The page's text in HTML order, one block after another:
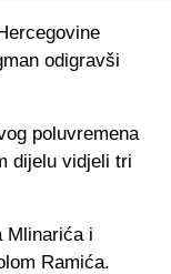
odigravši
poluvremena
dijelu vidjeli tri
Mlinarića i
Ramića.